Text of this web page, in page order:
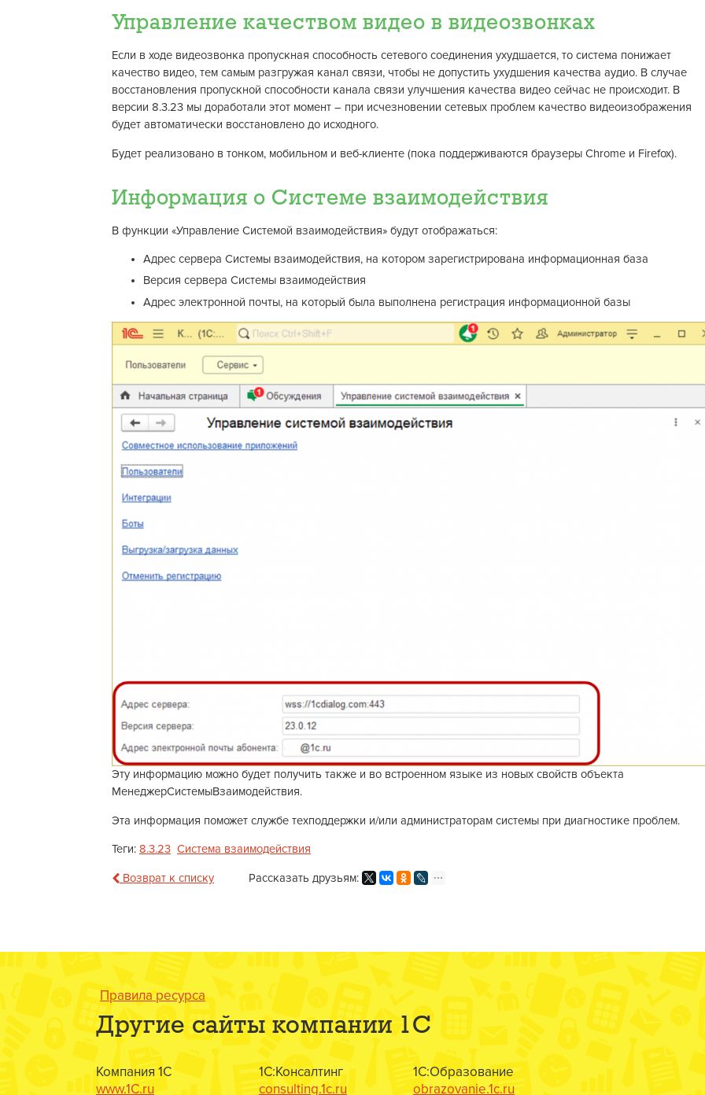
Управление качеством видео в видеозвонках
Если в ходе видеозвонка пропускная способность сетевого соединения ухудшается, то система понижает
качество видео, тем самым разгружая канал связи, чтобы не допустить ухудшения качества аудио. В случае
восстановления пропускной способности канала связи улучшения качества видео сейчас не происходит. В
версии 8.3.23 мы доработали этот момент – при исчезновении сетевых проблем качество видеоизображения
будет автоматически восстановлено до исходного.
Будет реализовано в тонком, мобильном и веб-клиенте (пока поддерживаются браузеры Chrome и Firefox).
Информация о Системе взаимодействия
В функции «Управление Системой взаимодействия» будут отображаться:
Адрес сервера Системы взаимодействия, на котором зарегистрирована информационная база
Версия сервера Системы взаимодействия
Адрес электронной почты, на который была выполнена регистрация информационной базы
Эту информацию можно будет получить также и во встроенном языке из новых свойств объекта
МенеджерСистемыВзаимодействия.
Эта информация поможет службе техподдержки и/или администраторам системы при диагностике проблем.
Теги: 8.3.23 Система взаимодействия
Возврат к списку Рассказать друзьям:
Правила ресурса
Другие сайты компании 1С
Компания 1С
www.1C.ru
1С:Консалтинг
consulting.1c.ru
1С:Образование
obrazovanie.1c.ru